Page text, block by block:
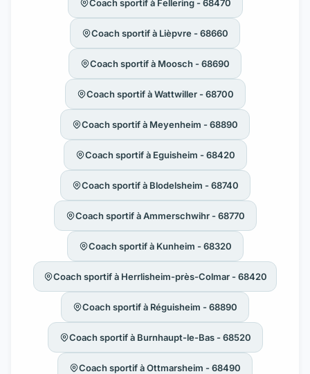
Coach sportif à Fellering - 68470
Coach sportif à Lièpvre - 68660
Coach sportif à Moosch - 68690
Coach sportif à Wattwiller - 68700
Coach sportif à Meyenheim - 68890
Coach sportif à Eguisheim - 68420
Coach sportif à Blodelsheim - 68740
Coach sportif à Ammerschwihr - 68770
Coach sportif à Kunheim - 68320
Coach sportif à Herrlisheim-près-Colmar - 68420
Coach sportif à Réguisheim - 68890
Coach sportif à Burnhaupt-le-Bas - 68520
Coach sportif à Ottmarsheim - 68490